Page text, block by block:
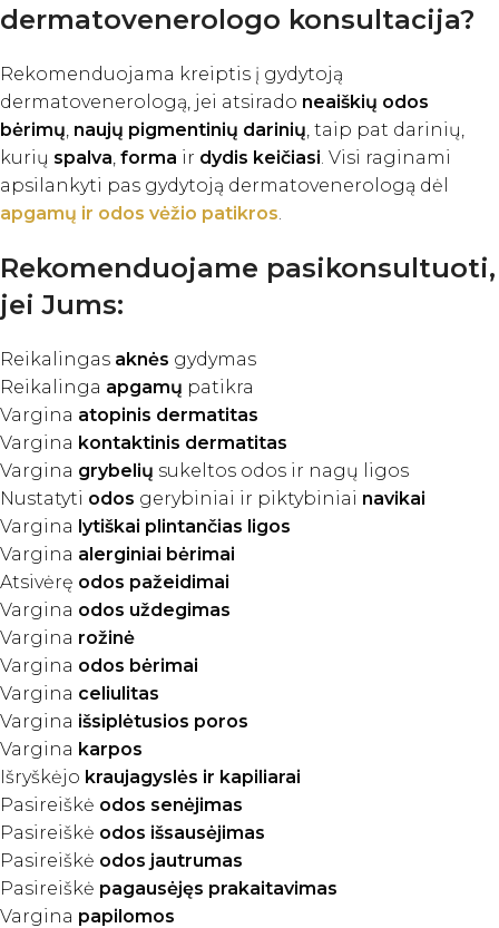
dermatovenerologo konsultacija?
Rekomenduojama kreiptis į gydytoją
dermatovenerologą, jei atsirado neaiškių odos
bėrimų, naujų pigmentinių darinių, taip pat darinių,
kurių spalva, forma ir dydis keičiasi. Visi raginami
apsilankyti pas gydytoją dermatovenerologą dėl
apgamų ir odos vėžio patikros.
Rekomenduojame pasikonsultuoti,
jei Jums:
Reikalingas aknės gydymas
Reikalinga apgamų patikra
Vargina atopinis dermatitas
Vargina kontaktinis dermatitas
Vargina grybelių sukeltos odos ir nagų ligos
Nustatyti odos gerybiniai ir piktybiniai navikai
Vargina lytiškai plintančias ligos
Vargina alerginiai bėrimai
Atsivėrę odos pažeidimai
Vargina odos uždegimas
Vargina rožinė
Vargina odos bėrimai
Vargina celiulitas
Vargina išsiplėtusios poros
Vargina karpos
Išryškėjo kraujagyslės ir kapiliarai
Pasireiškė odos senėjimas
Pasireiškė odos išsausėjimas
Pasireiškė odos jautrumas
Pasireiškė pagausėjęs prakaitavimas
Vargina papilomos